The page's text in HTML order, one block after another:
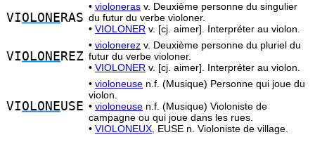
VIOLONE RAS
• violoneras v. Deuxième personne du singulier
du futur du verbe violoner.
• VIOLONER v. [cj. aimer]. Interpréter au violon.
VIOLONE REZ
• violonerez v. Deuxième personne du pluriel du
futur du verbe violoner.
• VIOLONER v. [cj. aimer]. Interpréter au violon.
VIOLONEUSE
• violoneuse n.f. (Musique) Personne qui joue du
violon.
• violoneuse n.f. (Musique) Violoniste de
campagne ou qui joue dans les rues.
• VIOLONEUX, EUSE n. Violoniste de village.